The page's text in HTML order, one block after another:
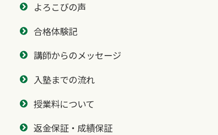
よろこびの声
合格体験記
講師からのメッセージ
入塾までの流れ
授業料について
返金保証・成績保証